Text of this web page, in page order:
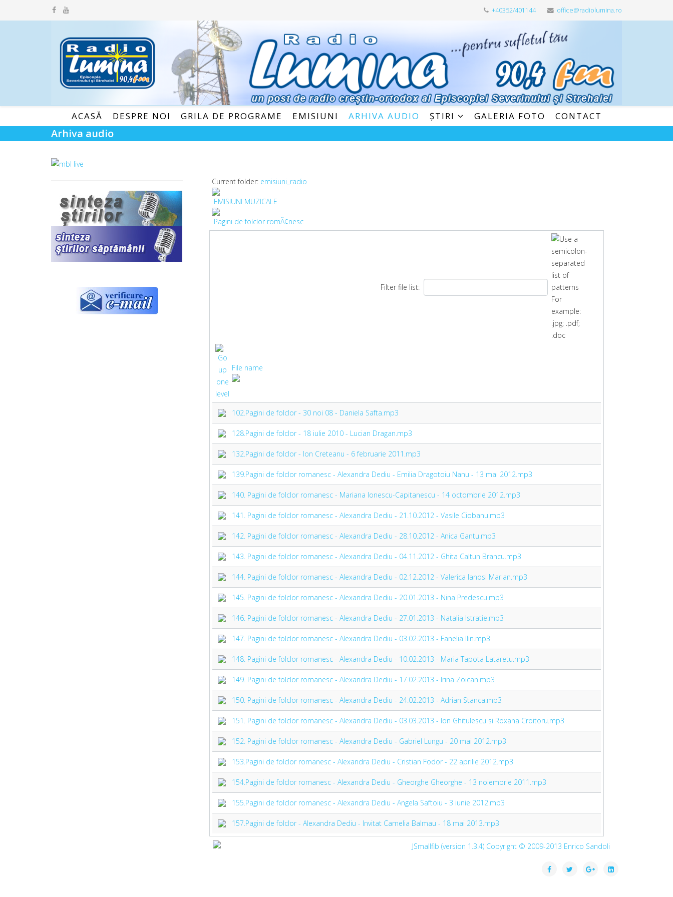
+40352/401144 office@radiolumina.ro
ACASĂ DESPRE NOI GRILA DE PROGRAME EMISIUNI ARHIVA AUDIO ȘTIRI GALERIA FOTO CONTACT
Arhiva audio
Current folder: emisiuni_radio
EMISIUNI MUZICALE
Pagini de folclor romÃ¢nesc
Filter file list:
File name
102.Pagini de folclor - 30 noi 08 - Daniela Safta.mp3
128.Pagini de folclor - 18 iulie 2010 - Lucian Dragan.mp3
132.Pagini de folclor - Ion Creteanu - 6 februarie 2011.mp3
139.Pagini de folclor romanesc - Alexandra Dediu - Emilia Dragotoiu Nanu - 13 mai 2012.mp3
140. Pagini de folclor romanesc - Mariana Ionescu-Capitanescu - 14 octombrie 2012.mp3
141. Pagini de folclor romanesc - Alexandra Dediu - 21.10.2012 - Vasile Ciobanu.mp3
142. Pagini de folclor romanesc - Alexandra Dediu - 28.10.2012 - Anica Gantu.mp3
143. Pagini de folclor romanesc - Alexandra Dediu - 04.11.2012 - Ghita Caltun Brancu.mp3
144. Pagini de folclor romanesc - Alexandra Dediu - 02.12.2012 - Valerica Ianosi Marian.mp3
145. Pagini de folclor romanesc - Alexandra Dediu - 20.01.2013 - Nina Predescu.mp3
146. Pagini de folclor romanesc - Alexandra Dediu - 27.01.2013 - Natalia Istratie.mp3
147. Pagini de folclor romanesc - Alexandra Dediu - 03.02.2013 - Fanelia Ilin.mp3
148. Pagini de folclor romanesc - Alexandra Dediu - 10.02.2013 - Maria Tapota Lataretu.mp3
149. Pagini de folclor romanesc - Alexandra Dediu - 17.02.2013 - Irina Zoican.mp3
150. Pagini de folclor romanesc - Alexandra Dediu - 24.02.2013 - Adrian Stanca.mp3
151. Pagini de folclor romanesc - Alexandra Dediu - 03.03.2013 - Ion Ghitulescu si Roxana Croitoru.mp3
152. Pagini de folclor romanesc - Alexandra Dediu - Gabriel Lungu - 20 mai 2012.mp3
153.Pagini de folclor romanesc - Alexandra Dediu - Cristian Fodor - 22 aprilie 2012.mp3
154.Pagini de folclor romanesc - Alexandra Dediu - Gheorghe Gheorghe - 13 noiembrie 2011.mp3
155.Pagini de folclor romanesc - Alexandra Dediu - Angela Saftoiu - 3 iunie 2012.mp3
157.Pagini de folclor - Alexandra Dediu - Invitat Camelia Balmau - 18 mai 2013.mp3